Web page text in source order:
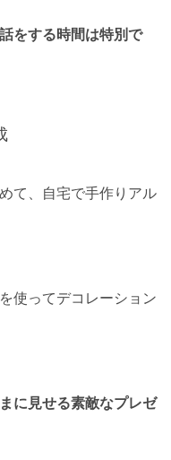
をする時間は特別で
て、自宅で手作りアル
使ってデコレーション
に見せる素敵なプレゼ